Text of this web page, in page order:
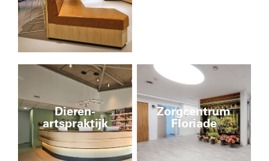
Dieren-
artspraktijk
Zorgcentrum
Floriade